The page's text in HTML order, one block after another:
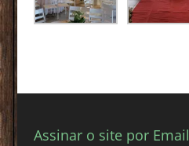
Assinar o site por Email